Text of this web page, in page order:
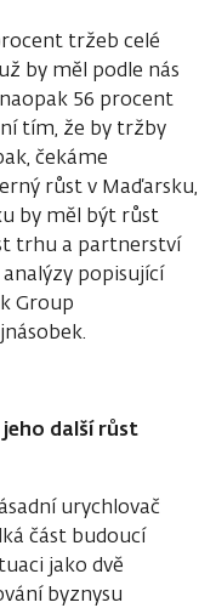
tržeb celé
by měl podle nás
56 procent
tím, že by tržby
čekáme
růst v Maďarsku,
by měl být růst
trhu a partnerství
popisující
Group
další růst
urychlovač
část budoucí
jako dvě
byznysu